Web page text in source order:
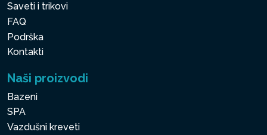
Saveti i trikovi
FAQ
Podrška
Kontakti
Naši proizvodi
Bazeni
SPA
Vazdušni kreveti